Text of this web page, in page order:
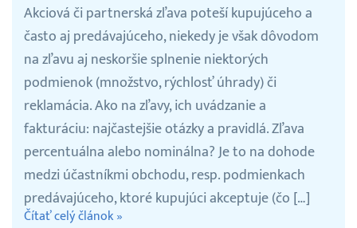
Akciová či partnerská zľava poteší kupujúceho a
často aj predávajúceho, niekedy je však dôvodom
na zľavu aj neskoršie splnenie niektorých
podmienok (množstvo, rýchlosť úhrady) či
reklamácia. Ako na zľavy, ich uvádzanie a
fakturáciu: najčastejšie otázky a pravidlá. Zľava
percentuálna alebo nominálna? Je to na dohode
medzi účastníkmi obchodu, resp. podmienkach
predávajúceho, ktoré kupujúci akceptuje (čo […]
Čítať celý článok »